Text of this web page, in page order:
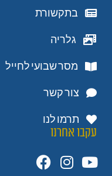
בתקשורת
גלריה
מסר שבועי לחייל
צור קשר
תרמו לנו
עקבו אחרנו